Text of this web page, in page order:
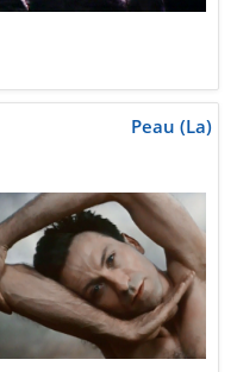
Peau (La)